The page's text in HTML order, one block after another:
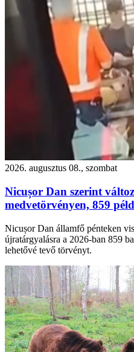
2026. augusztus 08., szombat
Nicușor Dan szerint
medvetörvényen, 859
Nicușor Dan államfő pénteken
újratárgyalásra a 2026-ban 859
lehetővé tevő törvényt.